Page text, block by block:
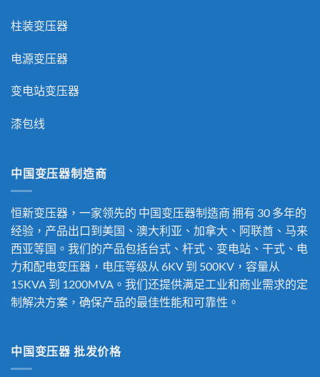
柱装变压器
电源变压器
变电站变压器
漆包线
中国变压器制造商
恒新变压器，一家领先的 中国变压器制造商 拥有 30 多年的
经验，产品出口到美国、澳大利亚、加拿大、阿联酋、马来
西亚等国。我们的产品包括台式、杆式、变电站、干式、电
力和配电变压器，电压等级从 6KV 到 500KV，容量从
15KVA 到 1200MVA。我们还提供满足工业和商业需求的定
制解决方案，确保产品的最佳性能和可靠性。
中国变压器 批发价格